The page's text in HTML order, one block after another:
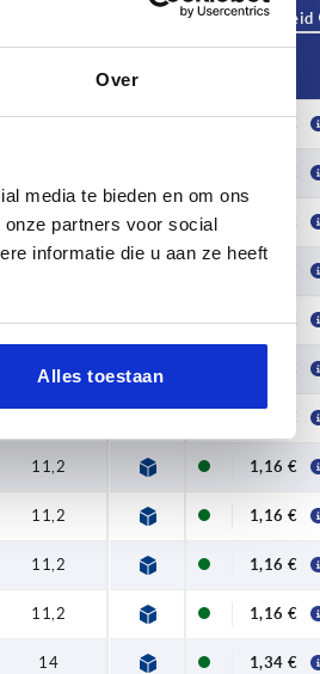
Over
media te bieden en om ons
partners voor social
informatie die u aan ze heeft
Alles toestaan
H1
Beschikbaarheid
Prijs
11,2 1,16 €
1,16 €
14 1,34 €
1,34 €
14 1,34 €
17,5 1,91 €
1,91 €
11,2 1,16 €
11,2 1,16 €
11,2 1,16 €
11,2 1,16 €
14 1,34 €